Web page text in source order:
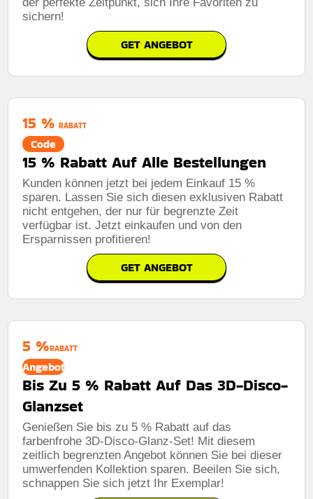
sichern!
GET ANGEBOT
15 % RABATT
Code
15 % Rabatt Auf Alle Bestellungen
Kunden können jetzt bei jedem Einkauf 15 %
sparen. Lassen Sie sich diesen exklusiven Rabatt
nicht entgehen, der nur für begrenzte Zeit
verfügbar ist. Jetzt einkaufen und von den
Ersparnissen profitieren!
GET ANGEBOT
5 %RABATT
Angebot
Bis Zu 5 % Rabatt Auf Das 3D-Disco-
Glanzset
Genießen Sie bis zu 5 % Rabatt auf das
farbenfrohe 3D-Disco-Glanz-Set! Mit diesem
zeitlich begrenzten Angebot können Sie bei dieser
umwerfenden Kollektion sparen. Beeilen Sie sich,
schnappen Sie sich jetzt Ihr Exemplar!